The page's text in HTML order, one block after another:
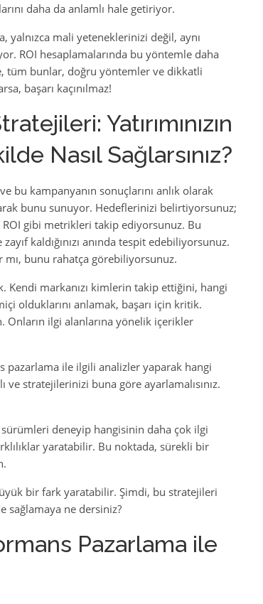
daha da anlamlı hale getiriyor.
yalnızca mali yeteneklerinizi değil, aynı
ROI hesaplamalarında bu yöntemle daha
tüm bunlar, doğru yöntemler ve dikkatli
başarı kaçınılmaz!
Yatırımınızın
Nasıl Sağlarsınız?
bu kampanyanın sonuçlarını anlık olarak
bunu sunuyor. Hedeflerinizi belirtiyorsunuz;
ROI gibi metrikleri takip ediyorsunuz. Bu
kaldığınızı anında tespit edebiliyorsunuz.
mı, bunu rahatça görebiliyorsunuz.
Kendi markanızı kimlerin takip ettiğini, hangi
olduklarını anlamak, başarı için kritik.
ilgi alanlarına yönelik içerikler
ile ilgili analizler yaparak hangi
ve stratejilerinizi buna göre ayarlamalısınız.
sürümleri deneyip hangisinin daha çok ilgi
yaratabilir. Bu noktada, sürekli bir
bir fark yaratabilir. Şimdi, bu stratejileri
sağlamaya ne dersiniz?
Pazarlama ile